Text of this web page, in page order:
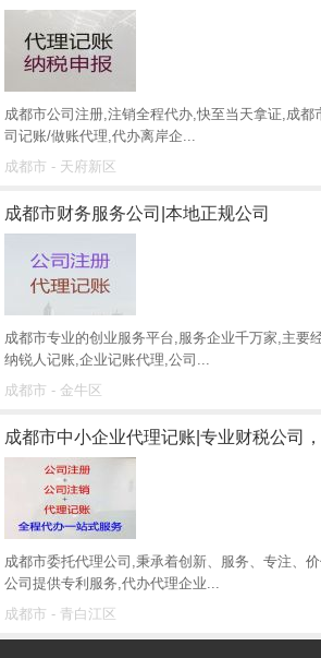
成都市公司注册,注销全程代办,快至当天拿证,成都
司记账/做账代理,代办离岸企...
成都市 - 天府新区
成都市财务服务公司|本地正规公司
成都市专业的创业服务平台,服务企业千万家,主要
纳锐人记账,企业记账代理,公司...
成都市 - 金牛区
成都市中小企业代理记账|专业财税公司
成都市委托代理公司,秉承着创新、服务、专注、
公司提供专利服务,代办代理企业...
成都市 - 青白江区